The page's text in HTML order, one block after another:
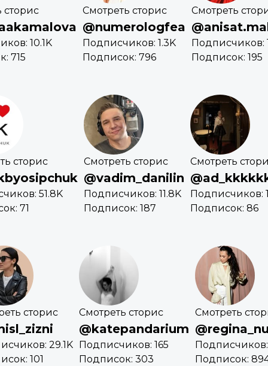
сторис
10.1K
715
Смотреть сторис
@numerologfea
Подписчиков: 1.3K
Подписок: 796
Смотреть
Подписчиков:
Подписок: 195
сторис
51.8K
71
Смотреть сторис
@vadim_danilin
Подписчиков: 11.8K
Подписок: 187
Смотреть
Подписчиков:
Подписок: 86
сторис
29.1K
101
Смотреть сторис
@katepandarium
Подписчиков: 165
Подписок: 303
Смотреть
Подписчиков:
Подписок: